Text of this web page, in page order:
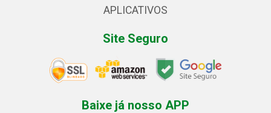
APLICATIVOS
Site Seguro
Baixe já nosso APP